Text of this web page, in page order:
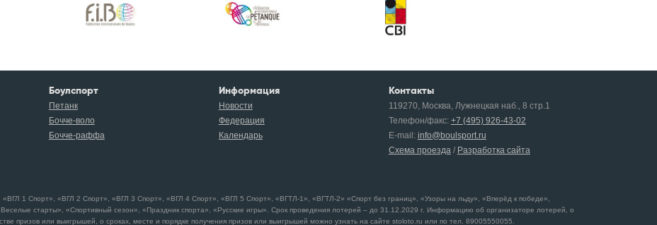
Боулспорт
Петанк
Бочче-воло
Бочче-раффа
Информация
Новости
Федерация
Календарь
Контакты
119270, Москва, Лужнецкая наб., 8 стр.1
Телефон/факс: +7 (495) 926-43-02
E-mail: info@boulsport.ru
Схема проезда / Разработка сайта
«ВГЛ 1 Спорт», «ВГЛ 2 Спорт», «ВГЛ 3 Спорт», «ВГЛ 4 Спорт», «ВГЛ 5 Спорт», «ВГТЛ-1», «ВГТЛ-2» «Спорт без границ», «Узоры на льду», «Вперёд к победе»,
старты», «Спортивный сезон», «Праздник спорта», «Русские игры». Срок проведения лотерей – до 31.12.2029 г. Информацию об организаторе лотерей, о
призов или выигрышей, о сроках, месте и порядке получения призов или выигрышей можно узнать на сайте stoloto.ru или по тел. 89005550055.